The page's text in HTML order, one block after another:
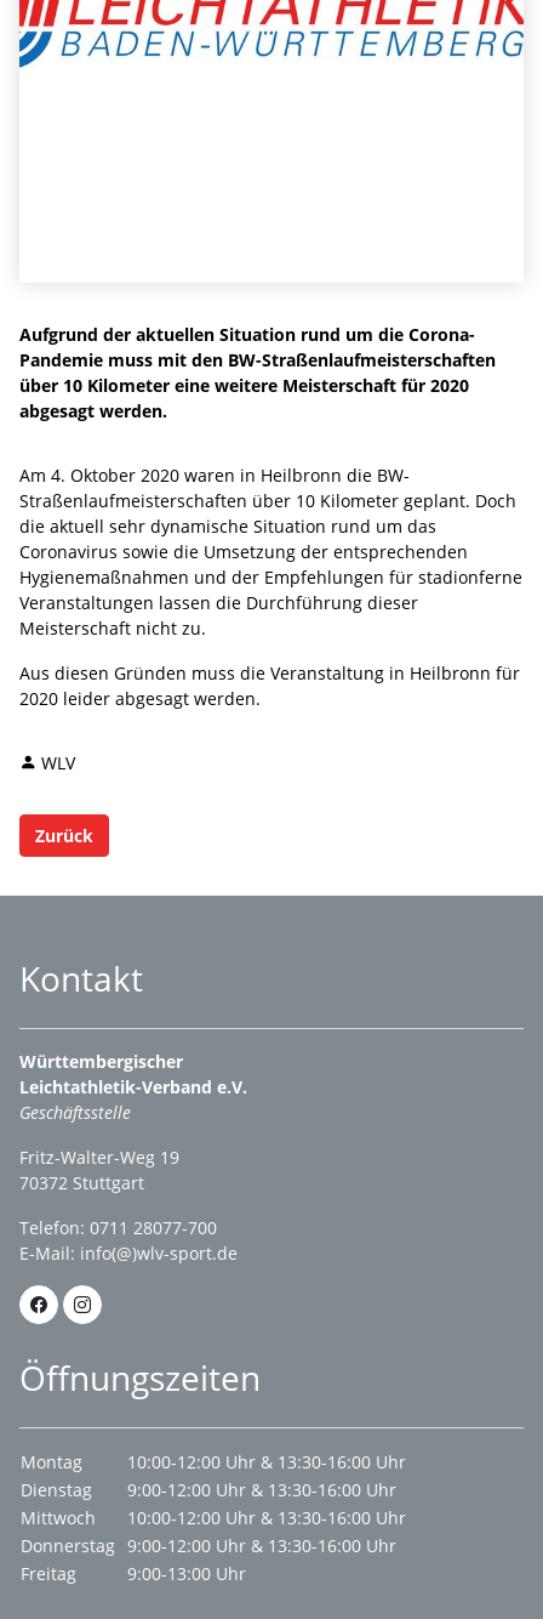
Aufgrund der aktuellen Situation rund um die Corona-
Pandemie muss mit den BW-Straßenlaufmeisterschaften
über 10 Kilometer eine weitere Meisterschaft für 2020
abgesagt werden.
Am 4. Oktober 2020 waren in Heilbronn die BW-
Straßenlaufmeisterschaften über 10 Kilometer geplant. Doch
die aktuell sehr dynamische Situation rund um das
Coronavirus sowie die Umsetzung der entsprechenden
Hygienemaßnahmen und der Empfehlungen für stadionferne
Veranstaltungen lassen die Durchführung dieser
Meisterschaft nicht zu.
Aus diesen Gründen muss die Veranstaltung in Heilbronn für
2020 leider abgesagt werden.
WLV
Zurück
Kontakt
Württembergischer
Leichtathletik-Verband e.V.
Geschäftsstelle
Fritz-Walter-Weg 19
70372 Stuttgart
Telefon: 0711 28077-700
E-Mail: info(@)wlv-sport.de
Öffnungszeiten
Montag
10:00-12:00 Uhr & 13:30-16:00 Uhr
Dienstag
9:00-12:00 Uhr & 13:30-16:00 Uhr
Mittwoch
10:00-12:00 Uhr & 13:30-16:00 Uhr
Donnerstag 9:00-12:00 Uhr & 13:30-16:00 Uhr
Freitag
9:00-13:00 Uhr